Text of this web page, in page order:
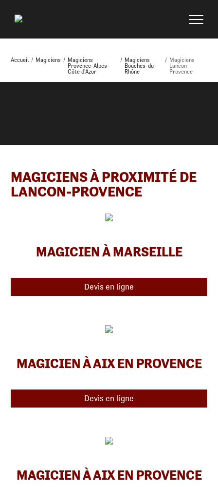
Accueil / Magiciens / Magiciens
Provence-Alpes-
Côte d'Azur
/ Magiciens
Bouches-du-
Rhône
/ Magiciens
Lancon
Provence
MAGICIENS À PROXIMITÉ DE
LANCON-PROVENCE
MAGICIEN À MARSEILLE
Devis en ligne
MAGICIEN À AIX EN PROVENCE
Devis en ligne
MAGICIEN À AIX EN PROVENCE